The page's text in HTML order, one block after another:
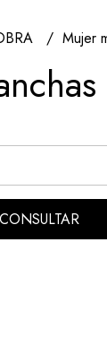
Mujer
CONSULTAR